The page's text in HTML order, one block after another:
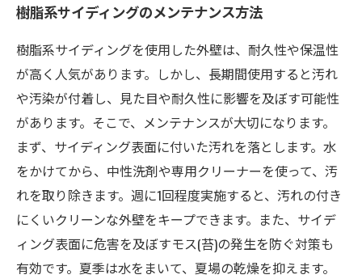
樹脂系サイディングのメンテナンス方法
樹脂系サイディングを使用した外壁は、耐久性や保温性
が高く人気があります。しかし、長期間使用すると汚れ
や汚染が付着し、見た目や耐久性に影響を及ぼす可能性
があります。そこで、メンテナンスが大切になります。
まず、サイディング表面に付いた汚れを落とします。水
をかけてから、中性洗剤や専用クリーナーを使って、汚
れを取り除きます。週に1回程度実施すると、汚れの付き
にくいクリーンな外壁をキープできます。また、サイデ
ィング表面に危害を及ぼすモス(苔)の発生を防ぐ対策も
有効です。夏季は水をまいて、夏場の乾燥を抑えます。